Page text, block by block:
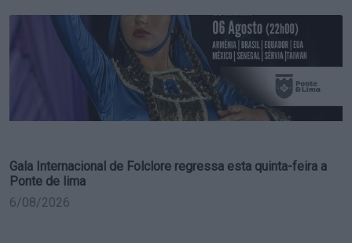
Gala Internacional de Folclore regressa esta quinta-feira a
Ponte de lima
6/08/2026